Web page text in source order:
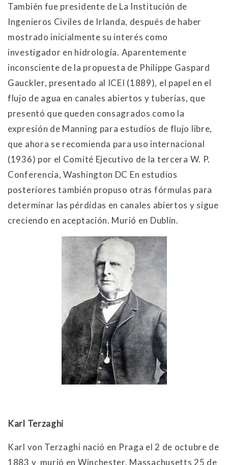
También fue presidente de La Institución de
Ingenieros Civiles de Irlanda, después de haber
mostrado inicialmente su interés como
investigador en hidrología. Aparentemente
inconsciente de la propuesta de Philippe Gaspard
Gauckler, presentado al ICEI (1889), el papel en el
flujo de agua en canales abiertos y tuberías, que
presentó que queden consagrados como la
expresión de Manning para estudios de flujo libre,
que ahora se recomienda para uso internacional
(1936) por el Comité Ejecutivo de la tercera W. P.
Conferencia, Washington DC En estudios
posteriores también propuso otras fórmulas para
determinar las pérdidas en canales abiertos y sigue
creciendo en aceptación. Murió en Dublín.
Karl Terzaghi
Karl von Terzaghi nació en Praga el 2 de octubre de
1883 y murió en Winchester, Massachusetts 25 de